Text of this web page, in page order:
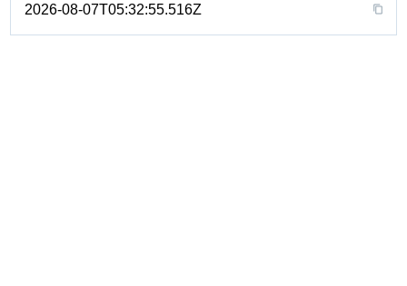
2026-08-07T05:32:55.516Z